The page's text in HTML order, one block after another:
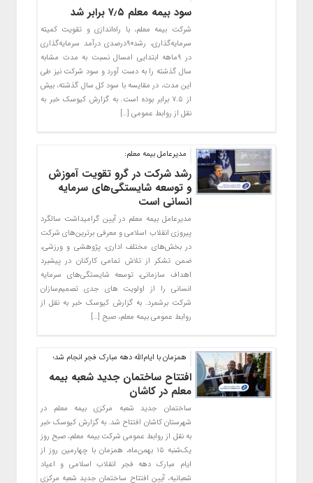
سود بیمه معلم ۷٫۵ برابر شد
شرکت بیمه معلم، با راه‌اندازی و تقویت کمیته
سرمایه‌گذاری، رشد۹۰درصدی درآمد سرمایه‌گذاری
در ۹ماهه ابتدایی امسال نسبت به مدت مشابه
سال گذشته را به دست آورد و سود شرکت نیز طی
این مدت، در مقایسه با سود کل سال گذشته، بیش
از ۷.۵ برابر بوده است. به گزارش کیوسک خبر به
نقل از روابط عمومی […]
مدیرعامل بیمه معلم:
رشد شرکت در گرو تقویت آموزش
و توسعه شایستگی‌های سرمایه
انسانی است
مدیرعامل بیمه معلم در آیین گرامیداشت سالگرد
پیروزی انقلاب اسلامی و معرفی برترین‌های شرکت
در بخش‌های مختلف اداری، پژوهشی و ورزشی،
ضمن تشکر از تلاش تمامی کارکنان در پیشبرد
اهداف سازمانی، توسعه شایستگی‌های سرمایه
انسانی را از اولویت های جدی تصمیم‌سازان
شرکت برشمرد. به گزارش کیوسک خبر به نقل از
روابط عمومی بیمه معلم، صبح […]
همزمان با ایام‌الله دهه مبارک فجر انجام شد؛
افتتاح ساختمان جدید شعبه بیمه
معلم در کاشان
ساختمان جدید شعبه مرکزی بیمه معلم در
شهرستان کاشان افتتاح شد. به گزارش کیوسک خبر
به نقل از روابط عمومی شرکت بیمه معلم، صبح روز
یک‌شنبه ۱۵ بهمن‌ماه، همزمان با چهارمین روز از
ایام مبارک دهه فجر انقلاب اسلامی و اعیاد
شعبانیه، آیین افتتاح ساختمان جدید شعبه مرکزی